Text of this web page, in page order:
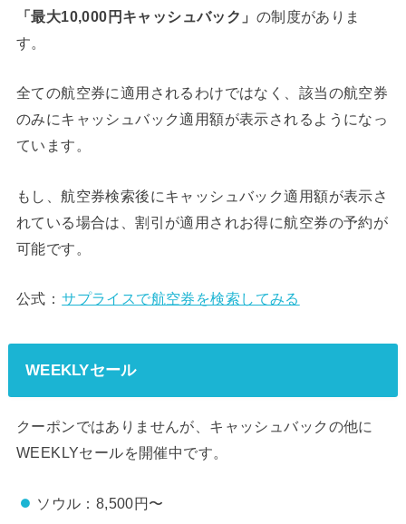
「最大10,000円キャッシュバック」 の制度がありま
す。
全ての航空券に適用されるわけではなく、該当の航空券
のみにキャッシュバック適用額が表示されるようになっ
ています。
もし、航空券検索後にキャッシュバック適用額が表示さ
れている場合は、割引が適用されお得に航空券の予約が
可能です。
公式： サプライスで航空券を検索してみる
WEEKLYセール
クーポンではありませんが、キャッシュバックの他に
WEEKLYセールを開催中です。
ソウル：8,500円〜